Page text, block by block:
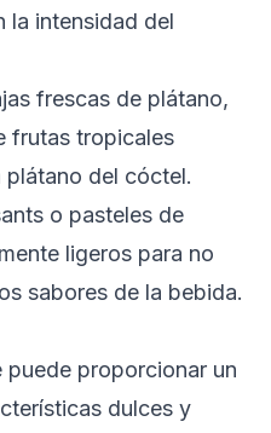
la intensidad del
frescas de plátano,
frutas tropicales
plátano del cóctel.
o pasteles de
ligeros para no
sabores de la bebida.
puede proporcionar un
dulces y